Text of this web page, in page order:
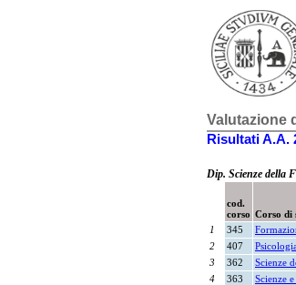
Valutazione
Risultati A.A.
Dip. Scienze della
cod.
corso Corso di
1
345
2
407
3
362 Scienze
4
363 Scienze